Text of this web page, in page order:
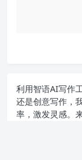
利用智语AI写作
还是创意写作，
率，激发灵感。